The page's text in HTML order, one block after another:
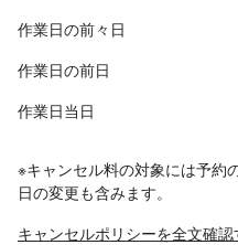
作業日の前々日
作業日の前日
作業日当日
※キャンセル料の対象には予約
日の変更も含みます。
キャンセルポリシーを全文確認